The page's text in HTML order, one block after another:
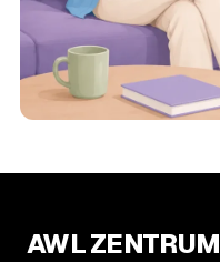
AWL ZENTRUM